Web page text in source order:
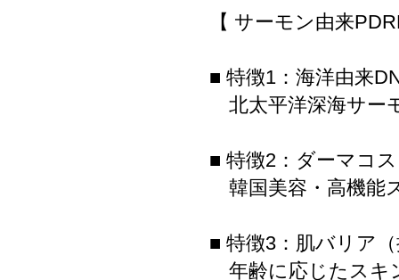
【 サーモン由来
■ 特徴1：海洋由来
北太平洋深海サー
■ 特徴2：ダーマコ
韓国美容・高機能
■ 特徴3：肌バリア
年齢に応じたスキ